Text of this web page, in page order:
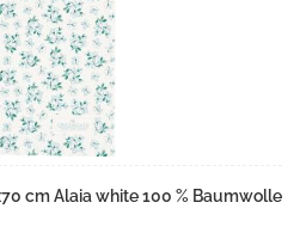
cm Alaia white 100 % Baumwolle